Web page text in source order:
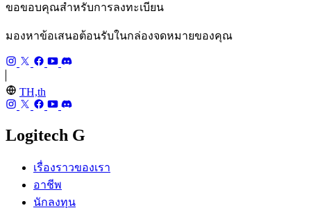
ขอขอบคุณสำหรับการลงทะเบียน
มองหาข้อเสนอต้อนรับในกล่องจดหมายของคุณ
TH,th
Logitech G
เรื่องราวของเรา
อาชีพ
นักลงทุน